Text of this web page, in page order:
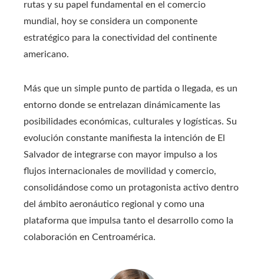
rutas y su papel fundamental en el comercio
mundial, hoy se considera un componente
estratégico para la conectividad del continente
americano.
Más que un simple punto de partida o llegada, es un
entorno donde se entrelazan dinámicamente las
posibilidades económicas, culturales y logísticas. Su
evolución constante manifiesta la intención de El
Salvador de integrarse con mayor impulso a los
flujos internacionales de movilidad y comercio,
consolidándose como un protagonista activo dentro
del ámbito aeronáutico regional y como una
plataforma que impulsa tanto el desarrollo como la
colaboración en Centroamérica.